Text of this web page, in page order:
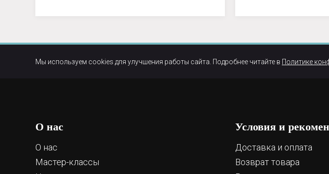
Мы используем cookies для улучшения работы сайта. Подробнее читайте в Политике
О нас
О нас
Мастер-классы
Условия и
Доставка и оплата
Возврат товара